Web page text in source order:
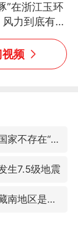
”在浙江玉环
力到底有多
拴着安全
不稳
频
台湾不是国家不存在“国格”
生7.5级地震
外交部：藏南地区是中国领土